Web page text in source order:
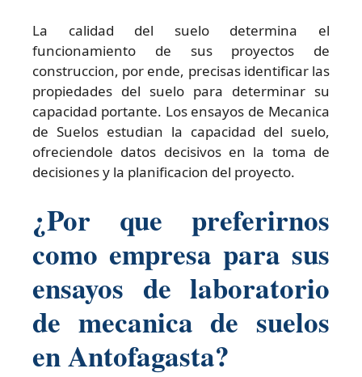
La calidad del suelo determina el
funcionamiento de sus proyectos de
construccion, por ende, precisas identificar las
propiedades del suelo para determinar su
capacidad portante. Los ensayos de Mecanica
de Suelos estudian la capacidad del suelo,
ofreciendole datos decisivos en la toma de
decisiones y la planificacion del proyecto.
¿Por que preferirnos
como empresa para sus
ensayos de laboratorio
de mecanica de suelos
en Antofagasta?